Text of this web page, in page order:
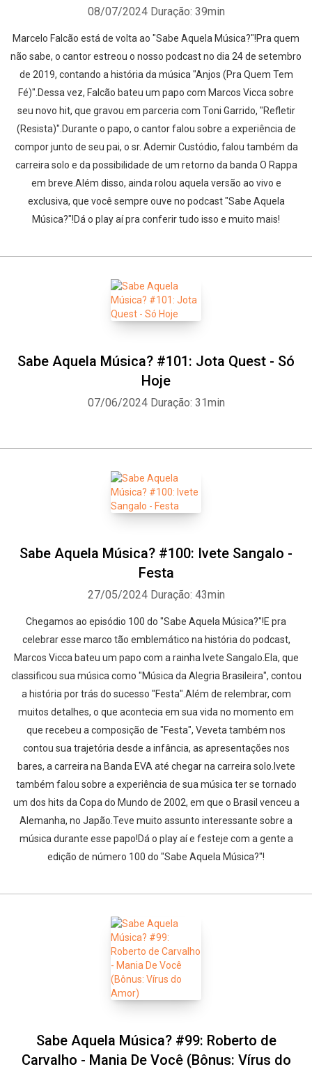
08/07/2024 Duração: 39min
Marcelo Falcão está de volta ao "Sabe Aquela Música?"!Pra quem
não sabe, o cantor estreou o nosso podcast no dia 24 de setembro
de 2019, contando a história da música "Anjos (Pra Quem Tem
Fé)".Dessa vez, Falcão bateu um papo com Marcos Vicca sobre
seu novo hit, que gravou em parceria com Toni Garrido, "Refletir
(Resista)".Durante o papo, o cantor falou sobre a experiência de
compor junto de seu pai, o sr. Ademir Custódio, falou também da
carreira solo e da possibilidade de um retorno da banda O Rappa
em breve.Além disso, ainda rolou aquela versão ao vivo e
exclusiva, que você sempre ouve no podcast "Sabe Aquela
Música?"!Dá o play aí pra conferir tudo isso e muito mais!
Sabe Aquela Música? #101: Jota Quest - Só
Hoje
07/06/2024 Duração: 31min
Sabe Aquela Música? #100: Ivete Sangalo -
Festa
27/05/2024 Duração: 43min
Chegamos ao episódio 100 do "Sabe Aquela Música?"!E pra
celebrar esse marco tão emblemático na história do podcast,
Marcos Vicca bateu um papo com a rainha Ivete Sangalo.Ela, que
classificou sua música como "Música da Alegria Brasileira", contou
a história por trás do sucesso "Festa".Além de relembrar, com
muitos detalhes, o que acontecia em sua vida no momento em
que recebeu a composição de "Festa", Veveta também nos
contou sua trajetória desde a infância, as apresentações nos
bares, a carreira na Banda EVA até chegar na carreira solo.Ivete
também falou sobre a experiência de sua música ter se tornado
um dos hits da Copa do Mundo de 2002, em que o Brasil venceu a
Alemanha, no Japão.Teve muito assunto interessante sobre a
música durante esse papo!Dá o play aí e festeje com a gente a
edição de número 100 do "Sabe Aquela Música?"!
Sabe Aquela Música? #99: Roberto de
Carvalho - Mania De Você (Bônus: Vírus do
Whatsapp Facebook Twitter E-mail